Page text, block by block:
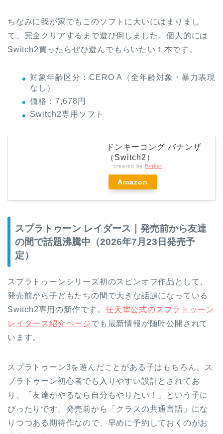
ちなみに我が家でもこのソフトに大いにはまりまし
て、完全クリアするまで遊び倒しました。個人的には
Switch2買ったらぜひ遊んでもらいたい１本です。
対象年齢区分：CERO A（全年齢対象・暴力表現
なし）
価格：7,678円
Switch2専用ソフト
ドンキーコング バナンザ
（Switch2）
created by Rinker
Amazon
スプラトゥーン レイダース｜発売前から友達
の間で話題沸騰中（2026年7月23日発売予
定）
スプラトゥーンシリーズ初のスピンオフ作品として、
発売前から子どもたちの間で大きな話題になっている
Switch2専用の新作です。 任天堂公式のスプラトゥーン
レイダース紹介ページでも最新情報が随時公開されて
います。
スプラトゥーン3を遊んだことがある子はもちろん、ス
プラトゥーン初心者でも入りやすい設計とされてお
り、「友達がやるなら自分もやりたい！」という子に
ぴったりです。発売前から「クラスの共通言語」にな
りつつある期待作なので、早めに予約しておくのがお